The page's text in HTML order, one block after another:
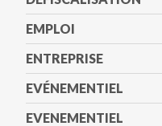
EMPLOI
ENTREPRISE
EVÉNEMENTIEL
EVENEMENTIEL